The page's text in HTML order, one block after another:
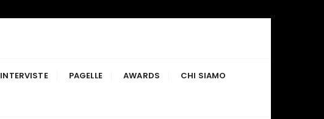
INTERVISTE PAGELLE AWARDS CHI SIAMO